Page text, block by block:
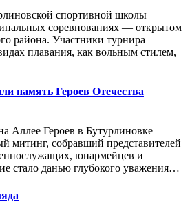
спортивной школы
соревнованиях — открытом
района. Участники турнира
плавания, как вольным стилем,
память Героев Отечества
Аллее Героев в Бутурлиновке
митинг, собравший представителей
юнармейцев и
стало данью глубокого уважения…